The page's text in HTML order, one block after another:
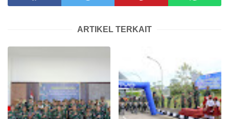
ARTIKEL TERKAIT